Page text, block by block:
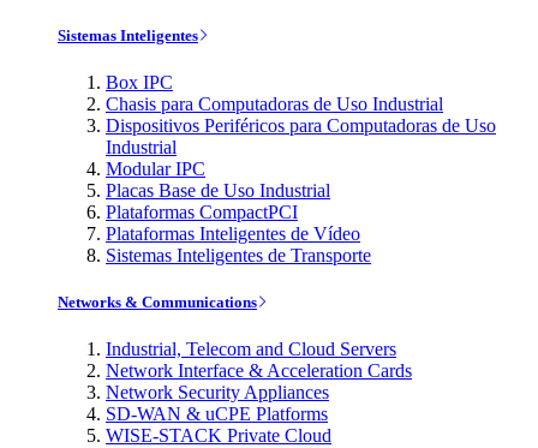
Sistemas Inteligentes
Box IPC
Chasis para Computadoras de Uso Industrial
Dispositivos Periféricos para Computadoras de Uso
Industrial
Modular IPC
Placas Base de Uso Industrial
Plataformas CompactPCI
Plataformas Inteligentes de Vídeo
Sistemas Inteligentes de Transporte
Networks & Communications
Industrial, Telecom and Cloud Servers
Network Interface & Acceleration Cards
Network Security Appliances
SD-WAN & uCPE Platforms
WISE-STACK Private Cloud